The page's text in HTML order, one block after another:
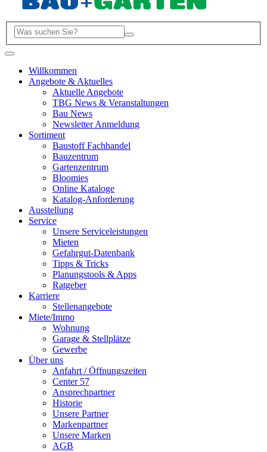
Willkommen
Angebote & Aktuelles
Aktuelle Angebote
TBG News & Veranstaltungen
Bau News
Newsletter Anmeldung
Sortiment
Baustoff Fachhandel
Bauzentrum
Gartenzentrum
Bloomies
Online Kataloge
Katalog-Anforderung
Ausstellung
Service
Unsere Serviceleistungen
Mieten
Gefahrgut-Datenbank
Tipps & Tricks
Planungstools & Apps
Ratgeber
Karriere
Stellenangebote
Miete/Immo
Wohnung
Garage & Stellplätze
Gewerbe
Über uns
Anfahrt / Öffnungszeiten
Center 57
Ansprechpartner
Historie
Unsere Partner
Markenpartner
Unsere Marken
AGB